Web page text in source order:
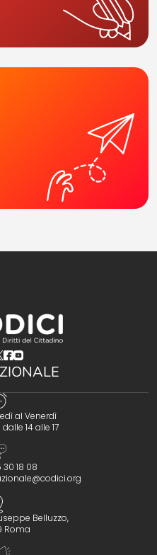
in a new tab)
in a new tab)
(opens in a new tab)
(opens in a new tab)
(opens in a new tab)
al Venerdì
14 alle 17
30 18 08
Belluzzo,
Roma